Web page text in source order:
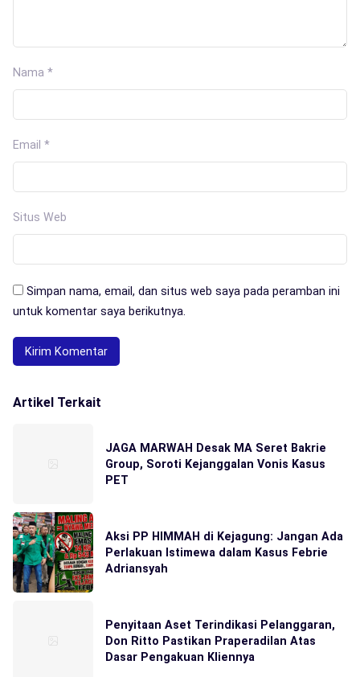
Nama *
Email *
Situs Web
Simpan nama, email, dan situs web saya pada peramban ini
untuk komentar saya berikutnya.
Artikel Terkait
JAGA MARWAH Desak MA Seret Bakrie
Group, Soroti Kejanggalan Vonis Kasus
PET
Aksi PP HIMMAH di Kejagung: Jangan Ada
Perlakuan Istimewa dalam Kasus Febrie
Adriansyah
Penyitaan Aset Terindikasi Pelanggaran,
Don Ritto Pastikan Praperadilan Atas
Dasar Pengakuan Kliennya